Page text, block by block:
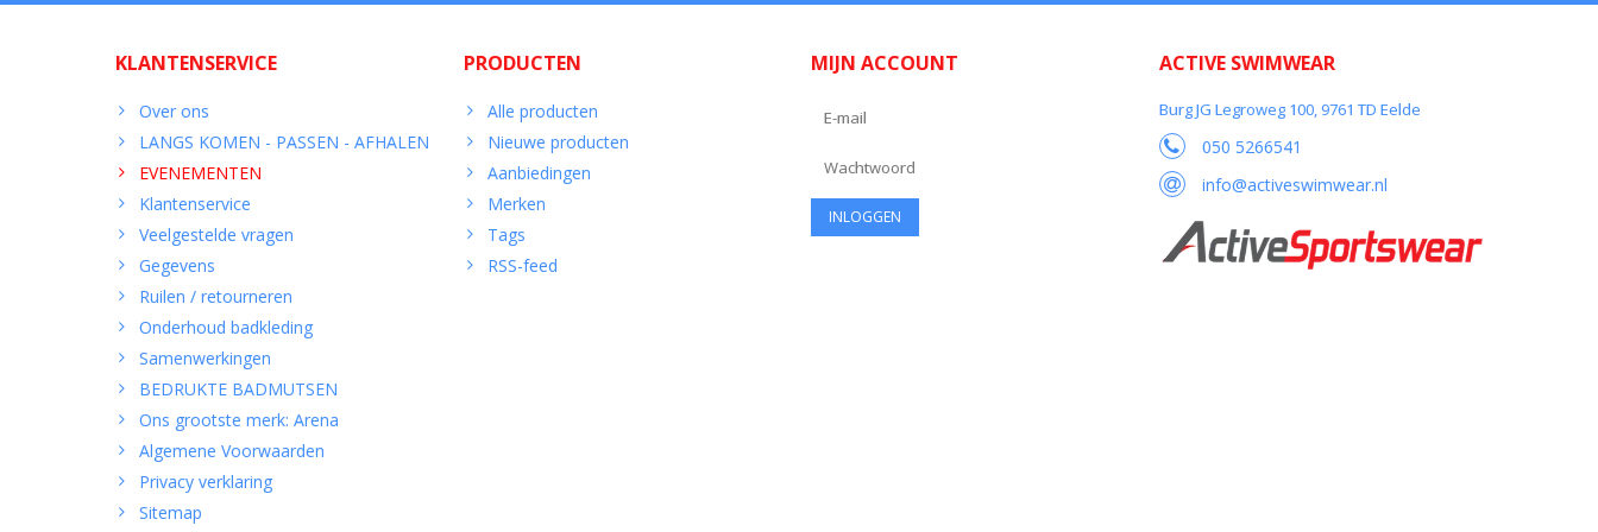
KLANTENSERVICE
Over ons
LANGS KOMEN - PASSEN - AFHALEN
EVENEMENTEN
Klantenservice
Veelgestelde vragen
Gegevens
Ruilen / retourneren
Onderhoud badkleding
Samenwerkingen
BEDRUKTE BADMUTSEN
Ons grootste merk: Arena
Algemene Voorwaarden
Privacy verklaring
Sitemap
PRODUCTEN
Alle producten
Nieuwe producten
Aanbiedingen
Merken
Tags
RSS-feed
MIJN ACCOUNT ACTIVE SWIMWEAR
Burg JG Legroweg 100, 9761 TD Eelde
050 5266541
info@activeswimwear.nl